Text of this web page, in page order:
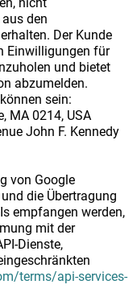
den
Der Kunde
Einwilligungen für
und bietet
abzumelden.
sein:
MA 0214, USA
John F. Kennedy
von Google
die Übertragung
empfangen werden,
mit der
Dienste,
terms/api-services-